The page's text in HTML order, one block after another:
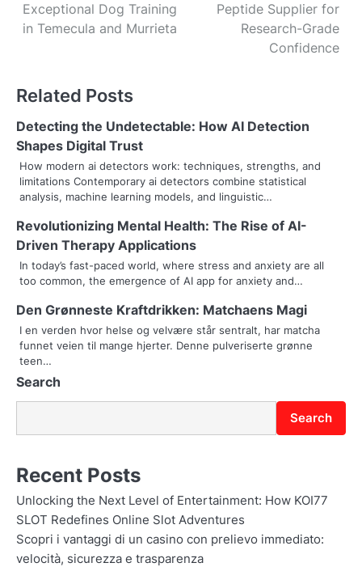
s
a
v
i
g
a
t
i
o
n
Exceptional Dog Training
in Temecula and Murrieta
Peptide Supplier for
Research-Grade
Confidence
Related Posts
Detecting the Undetectable: How AI Detection
Shapes Digital Trust
How modern ai detectors work: techniques, strengths, and
limitations Contemporary ai detectors combine statistical
analysis, machine learning models, and linguistic…
Revolutionizing Mental Health: The Rise of AI-
Driven Therapy Applications
In today’s fast-paced world, where stress and anxiety are all
too common, the emergence of AI app for anxiety and…
Den Grønneste Kraftdrikken: Matchaens Magi
I en verden hvor helse og velvære står sentralt, har matcha
funnet veien til mange hjerter. Denne pulveriserte grønne
teen…
Search
Search
Recent Posts
Unlocking the Next Level of Entertainment: How KOI77
SLOT Redefines Online Slot Adventures
Scopri i vantaggi di un casino con prelievo immediato:
velocità, sicurezza e trasparenza